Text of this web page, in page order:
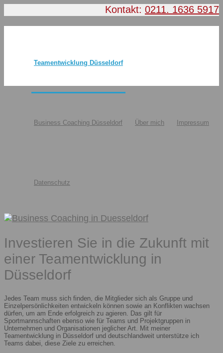
Kontakt: 0211. 1636 5917
Teamentwicklung Düsseldorf
Business Coaching Düsseldorf Über mich Impressum
Datenschutz
Investieren Sie in die Zukunft mit
einer Teamentwicklung in
Düsseldorf
Jedes Team muss sich finden, die Mitglieder sich als Gruppe und
Einzelpersönlichkeiten entwickeln können sowie an Konflikten wachsen
dürfen, um am Ende erfolgreich zu agieren. Das gilt für
Sportmannschaften ebenso wie für Teams und Projektgruppen in
Unternehmen und Organisationen jeglicher Art. Mit meiner
Teamentwicklung in Düsseldorf und deutschlandweit unterstütze ich
Teams dabei, diese Ziele zu erreichen.